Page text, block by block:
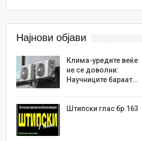
Најнови објави
Клима-уредите веќе
не се доволни:
Научниците бараат…
Штипски глас бр.163